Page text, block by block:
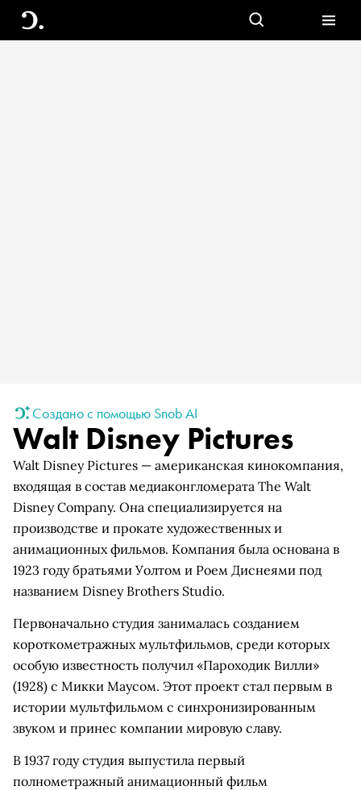
Создано с помощью Snob AI
Walt Disney Pictures
Walt Disney Pictures — американская кинокомпания,
входящая в состав медиаконгломерата The Walt
Disney Company. Она специализируется на
производстве и прокате художественных и
анимационных фильмов. Компания была основана в
1923 году братьями Уолтом и Роем Диснеями под
названием Disney Brothers Studio.
Первоначально студия занималась созданием
короткометражных мультфильмов, среди которых
особую известность получил «Пароходик Вилли»
(1928) с Микки Маусом. Этот проект стал первым в
истории мультфильмом с синхронизированным
звуком и принес компании мировую славу.
В 1937 году студия выпустила первый
полнометражный анимационный фильм